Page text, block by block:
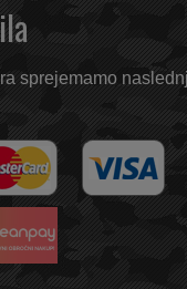
sprejemamo